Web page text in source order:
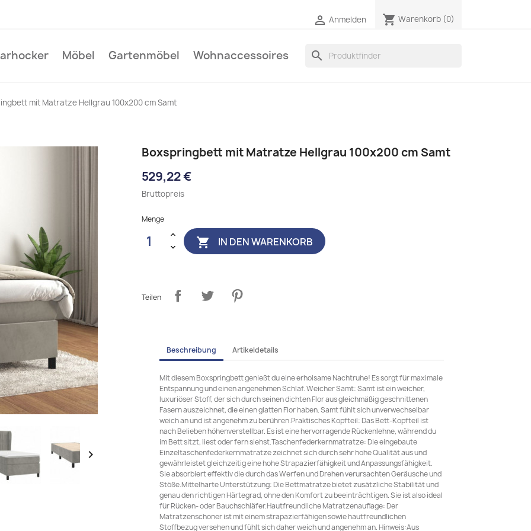
 Anmelden shopping_cart Warenkorb (0)
Möbel Gartenmöbel Wohnaccessoires search
mit Matratze Hellgrau 100x200 cm Samt

Boxspringbett mit Matratze Hellgrau 100x200 cm Samt
529,22 €
Bruttopreis
Menge
 IN DEN WARENKORB
Teilen
Beschreibung Artikeldetails
Mit diesem Boxspringbett genießt du eine erholsame Nachtruhe! Es sorgt für maximale
Entspannung und einen angenehmen Schlaf. Weicher Samt: Samt ist ein weicher,
luxuriöser Stoff, der sich durch seinen dichten Flor aus gleichmäßig geschnittenen
Fasern auszeichnet, die einen glatten Flor haben. Samt fühlt sich unverwechselbar
weich an und ist angenehm zu berühren.Praktisches Kopfteil: Das Bett-Kopfteil ist
nach Belieben höhenverstellbar. Es ist eine hervorragende Rückenlehne, während du
im Bett sitzt, liest oder fern siehst.Taschenfederkernmatratze: Die eingebaute
Einzeltaschenfederkernmatratze zeichnet sich durch sehr hohe Qualität aus und
gewährleistet gleichzeitig eine hohe Strapazierfähigkeit und Anpassungsfähigkeit.
Sie absorbiert effektiv die durch das Werfen und Drehen verursachten Geräusche und
Stöße.Mittelharte Unterstützung: Die Bettmatratze bietet zusätzliche Stabilität und
genau den richtigen Härtegrad, ohne den Komfort zu beeinträchtigen. Sie ist also ideal
für Rücken- oder Bauchschläfer.Hautfreundliche Matratzenauflage: Der
Matratzenschoner ist mit einem strapazierfähigen sowie hautfreundlichen
Stoffbezug versehen und fühlt sich daher weich und angenehm an. Hinweis:Aus